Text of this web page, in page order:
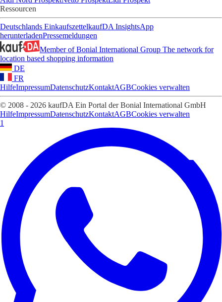
Ressourcen
Deutschlands EinkaufszettelkaufDA InsightsApp
herunterladenPressemeldungen
Member of Bonial International Group The network for
location based shopping information
DE
FR
HilfeImpressumDatenschutzKontaktAGBCookies verwalten
© 2008 - 2026 kaufDA Ein Portal der Bonial International GmbH
HilfeImpressumDatenschutzKontaktAGBCookies verwalten
1